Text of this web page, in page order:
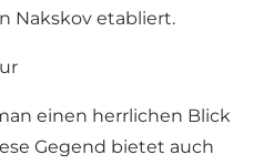
Nakskov etabliert.
einen herrlichen Blick
Gegend bietet auch